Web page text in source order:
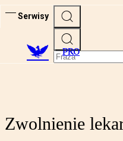
Serwisy
PRO
Zwolnienie